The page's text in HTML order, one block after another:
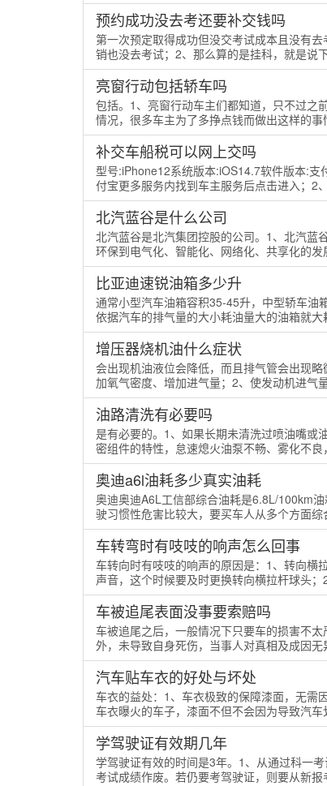
预约成功没去考还要补交钱吗
第一次预定取得成功但没交考试成本且没有
销也没去考试；2、那么算的是挂科，就是说
亮窗行动包括轿车吗
包括。1、亮窗行动车主们都知道，只不过之
情况，很多车主为了多挣点钱而做出这样的
补交车船税可以网上交吗
型号:iPhone12系统版本:iOS14.7软件版本:
付宝更多服务内找到车主服务后点击进入；2
北汽蓝谷是什么公司
北汽蓝谷是北汽集团控股的公司。1、北汽蓝
环保到电气化、智能化、网络化、共享化的
比亚迪速锐油箱多少升
通常小型汽车油箱容积35-45升，中型轿车油
依据汽车的排气量的大小耗油量大的油箱就
增压器烧机油什么症状
会出现机油液位会降低，而且排气管会出现
加氧气密度、增加进气量；2、使发动机进气
油路清洗有必要吗
是有必要的。1、如果长期未清洗过喷油嘴或
密组件的特性，怠速熄火油泵不畅、雾化不
奥迪a6l油耗多少真实油耗
奥迪奥迪A6L工信部综合油耗是6.8L/100km
驶习惯性危害比较大，要买车人从多个方面
车转弯时有吱吱的响声怎么回事
车转向时有吱吱的响声的原因是：1、转向横
声音，这个时候要及时更换转向横拉杆球头
车被追尾表面没事要索赔吗
车被追尾之后，一般情况下只要车的损害不
外，未导致自身死伤，当事人对真相及成因
汽车贴车衣的好处与坏处
车衣的益处：1、车衣极致的保障漆面，无需
车衣曝火的车子，漆面不但不会因为导致汽
学驾驶证有效期几年
学驾驶证有效的时间是3年。1、从通过科一
考试成绩作废。若仍要考驾驶证，则要从新